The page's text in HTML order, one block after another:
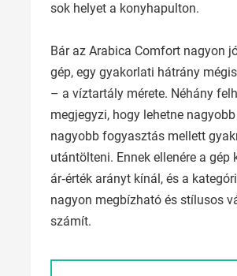
sok helyet a konyhapulton.
Bár az Arabica Comfort nagyon
gép, egy gyakorlati hátrány
– a víztartály mérete. Néhány
megjegyzi, hogy lehetne nagyobb
nagyobb fogyasztás mellett
utántölteni. Ennek ellenére a gép
ár‑érték arányt kínál, és a
nagyon megbízható és stílusos
számít.